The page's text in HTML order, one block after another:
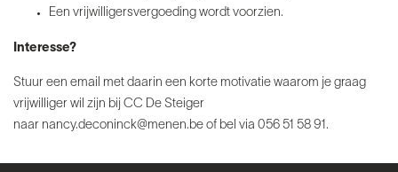
Een vrijwilligersvergoeding wordt voorzien.
Interesse?
Stuur een email met daarin een korte motivatie waarom je graag
vrijwilliger wil zijn bij CC De Steiger
naar nancy.deconinck@menen.be of bel via 056 51 58 91.